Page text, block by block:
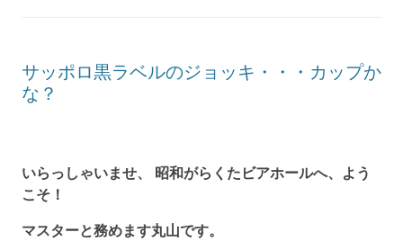
サッポロ黒ラベルのジョッキ・・・カップか
な？
いらっしゃいませ、 昭和がらくたビアホールへ、よう
こそ！
マスターと務めます丸山です。